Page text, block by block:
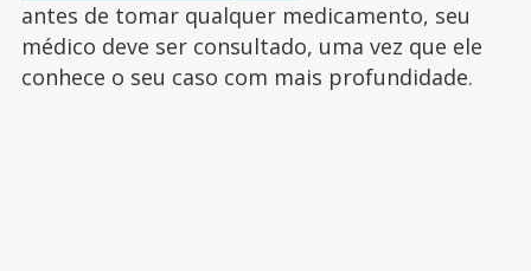
antes de tomar qualquer medicamento, seu
médico deve ser consultado, uma vez que ele
conhece o seu caso com mais profundidade.